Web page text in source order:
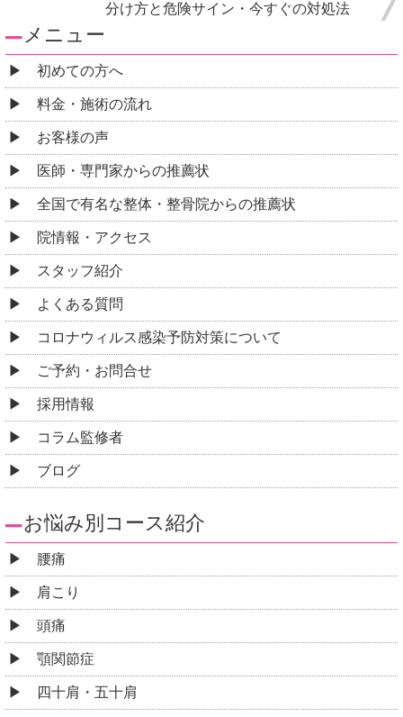
分け方と危険サイン・今すぐの対処法
メニュー
初めての方へ
料金・施術の流れ
お客様の声
医師・専門家からの推薦状
全国で有名な整体・整骨院からの推薦状
院情報・アクセス
スタッフ紹介
よくある質問
コロナウィルス感染予防対策について
ご予約・お問合せ
採用情報
コラム監修者
ブログ
お悩み別コース紹介
腰痛
肩こり
頭痛
顎関節症
四十肩・五十肩